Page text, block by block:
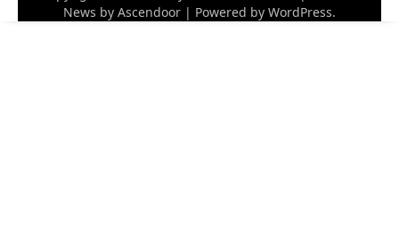
News by Ascendoor | Powered by WordPress.